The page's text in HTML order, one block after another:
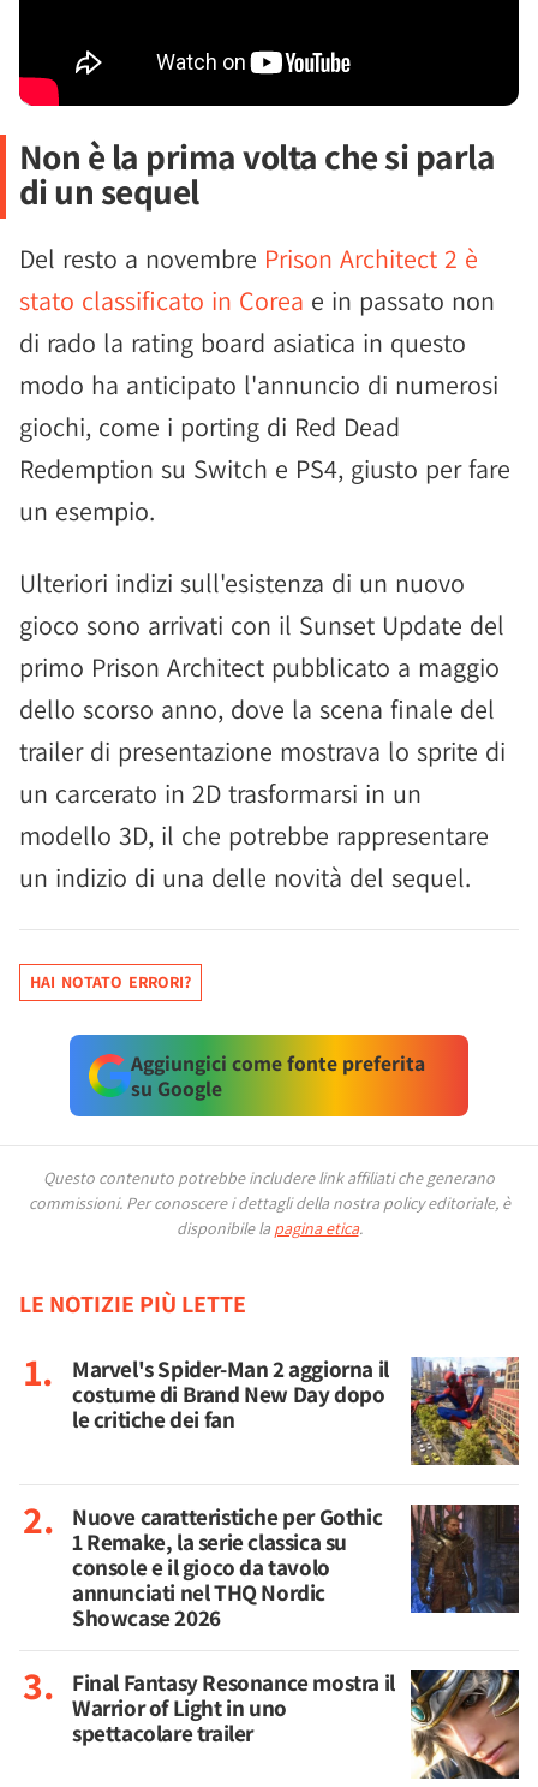
Non è la prima volta che si parla
di un sequel
Del resto a novembre Prison Architect 2 è
stato classificato in Corea e in passato non
di rado la rating board asiatica in questo
modo ha anticipato l'annuncio di numerosi
giochi, come i porting di Red Dead
Redemption su Switch e PS4, giusto per fare
un esempio.
Ulteriori indizi sull'esistenza di un nuovo
gioco sono arrivati con il Sunset Update del
primo Prison Architect pubblicato a maggio
dello scorso anno, dove la scena finale del
trailer di presentazione mostrava lo sprite di
un carcerato in 2D trasformarsi in un
modello 3D, il che potrebbe rappresentare
un indizio di una delle novità del sequel.
HAI NOTATO ERRORI?
Aggiungici come fonte preferita
su Google
Questo contenuto potrebbe includere link affiliati che generano
commissioni. Per conoscere i dettagli della nostra policy editoriale, è
disponibile la pagina etica.
LE NOTIZIE PIÙ LETTE
Marvel's Spider-Man 2 aggiorna il
costume di Brand New Day dopo
le critiche dei fan
Nuove caratteristiche per Gothic
1 Remake, la serie classica su
console e il gioco da tavolo
annunciati nel THQ Nordic
Showcase 2026
Final Fantasy Resonance mostra il
Warrior of Light in uno
spettacolare trailer